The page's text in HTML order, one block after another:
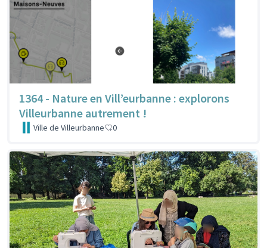
1364 - Nature en Vill’eurbanne : explorons
Villeurbanne autrement !
Ville de Villeurbanne 0